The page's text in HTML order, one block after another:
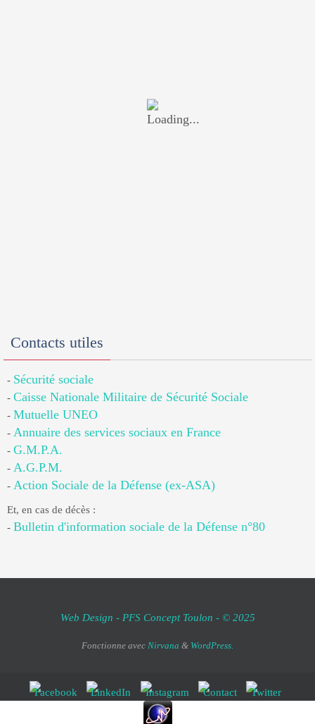
Contacts utiles
- Sécurité sociale
- Caisse Nationale Militaire de Sécurité Sociale
- Mutuelle UNEO
- Annuaire des services sociaux en France
- G.M.P.A.
- A.G.P.M.
- Action Sociale de la Défense (ex-ASA)
Et, en cas de décès :
- Bulletin d'information sociale de la Défense n°80
Web Design - PFS Concept Toulon - © 2025
Fonctionne avec Nirvana & WordPress.